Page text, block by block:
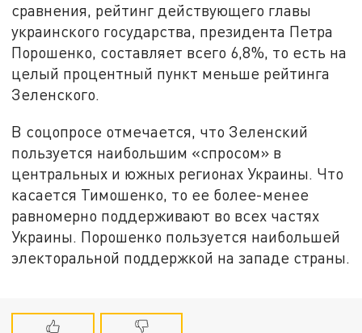
сравнения, рейтинг действующего главы
украинского государства, президента Петра
Порошенко, составляет всего 6,8%, то есть на
целый процентный пункт меньше рейтинга
Зеленского.
В соцопросе отмечается, что Зеленский
пользуется наибольшим «спросом» в
центральных и южных регионах Украины. Что
касается Тимошенко, то ее более-менее
равномерно поддерживают во всех частях
Украины. Порошенко пользуется наибольшей
электоральной поддержкой на западе страны.